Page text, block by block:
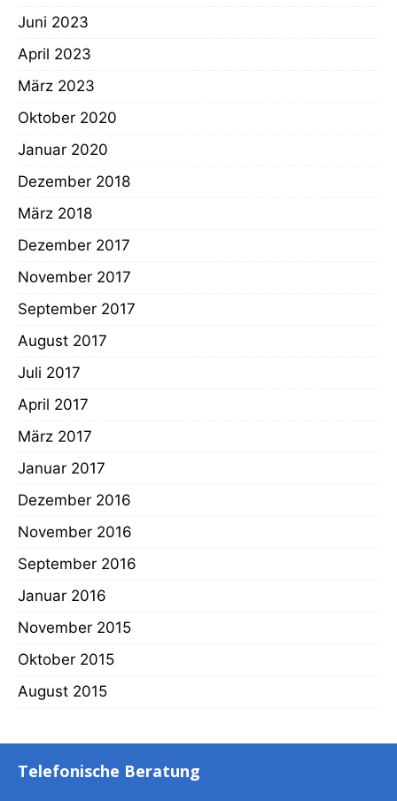
Juni 2023
April 2023
März 2023
Oktober 2020
Januar 2020
Dezember 2018
März 2018
Dezember 2017
November 2017
September 2017
August 2017
Juli 2017
April 2017
März 2017
Januar 2017
Dezember 2016
November 2016
September 2016
Januar 2016
November 2015
Oktober 2015
August 2015
Telefonische Beratung